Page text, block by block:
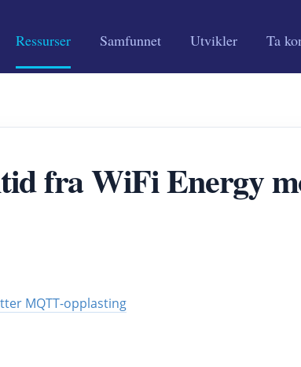
Ressurser Samfunnet Utvikler Ta
fra WiFi Energy
MQTT-opplasting